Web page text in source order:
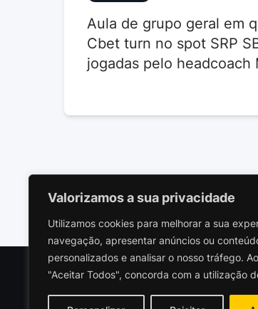
Valorizamos a sua privacidade
Utilizamos cookies para melhorar a sua
navegação, apresentar anúncios ou
personalizados e analisar o nosso tráfego.
"Aceitar Todos", concorda com a utilização
Aula de grupo geral em
Cbet turn no spot SRP
jogadas pelo headcoach